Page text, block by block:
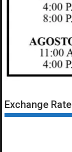
Exchange Rate